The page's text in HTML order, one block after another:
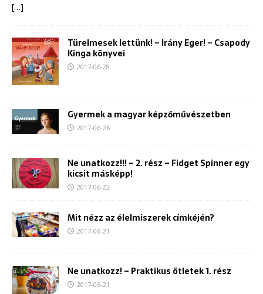
[…]
Türelmesek lettünk! – Irány Eger! – Csapody
Kinga könyvei
2017-06-28
Gyermek a magyar képzőművészetben
2017-06-26
Ne unatkozz!!! – 2. rész – Fidget Spinner egy
kicsit másképp!
2017-06-22
Mit nézz az élelmiszerek címkéjén?
2017-06-21
Ne unatkozz! – Praktikus ötletek 1. rész
2017-06-21